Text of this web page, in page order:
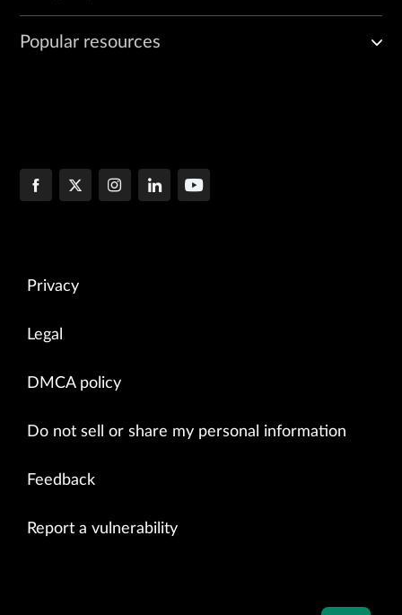
Popular resources
Privacy
Legal
DMCA policy
Do not sell or share my personal information
Feedback
Report a vulnerability